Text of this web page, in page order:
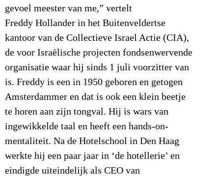
gevoel meester van me,” vertelt
Freddy Hollander in het Buitenveldertse
kantoor van de Collectieve Israel Actie (CIA),
de voor Israëlische projecten fondsenwervende
organisatie waar hij sinds 1 juli voorzitter van
is. Freddy is een in 1950 geboren en getogen
Amsterdammer en dat is ook een klein beetje
te horen aan zijn tongval. Hij is wars van
ingewikkelde taal en heeft een hands-on-
mentaliteit. Na de Hotelschool in Den Haag
werkte hij een paar jaar in ‘de hotellerie’ en
eindigde uiteindelijk als CEO van